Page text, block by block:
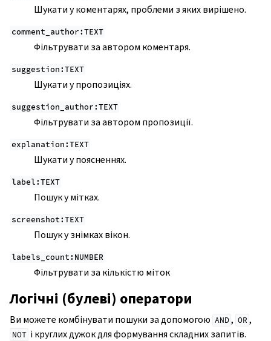
Шукати у коментарях, проблеми з яких вирішено.
comment_author:TEXT
Фільтрувати за автором коментаря.
suggestion:TEXT
Шукати у пропозиціях.
suggestion_author:TEXT
Фільтрувати за автором пропозиції.
explanation:TEXT
Шукати у поясненнях.
label:TEXT
Пошук у мітках.
screenshot:TEXT
Пошук у знімках вікон.
labels_count:NUMBER
Фільтрувати за кількістю міток
Логічні (булеві) оператори
Ви можете комбінувати пошуки за допомогою AND , OR ,
NOT і круглих дужок для формування складних запитів.